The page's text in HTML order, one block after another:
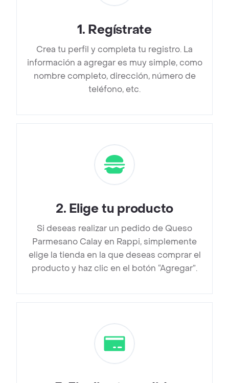
1. Regístrate
Crea tu perfil y completa tu registro. La
información a agregar es muy simple, como
nombre completo, dirección, número de
teléfono, etc.
2. Elige tu producto
Si deseas realizar un pedido de Queso
Parmesano Calay en Rappi, simplemente
elige la tienda en la que deseas comprar el
producto y haz clic en el botón “Agregar”.